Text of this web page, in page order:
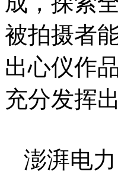
被拍摄者
出心仪作
充分发挥
澎湃电